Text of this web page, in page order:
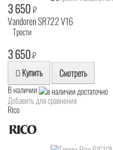
3 650₽
Vandoren SR722 V16
Трости
3 650₽
Купить Смотреть
В наличии
Добавить для сравнения
Rico